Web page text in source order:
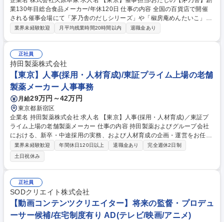
業130年目総合食品メーカー/年休120日 仕事の内容 全国の百貨店で開催
される催事会場にて「茅乃舎のだしシリーズ」や「椒房庵めんたいこ」な
どの販売実務や運営管理業務をお任せいたします。 まずは接客販売業務を
ルプスタッフの指導/館様との調整・折衝/催事後の撒収など、倍事運営に
まつわる業務全般をお任せします。 【変更の範囲:当社業務全般】 募集職
種 【東京】催事担当/おだしの【茅乃舎】創業130年目総合食品メーカー/
年休120日
業界未経験歓迎 月平均残業時間20時間以内 退職金あり
正社員
持田製薬株式会社
【東京】人事(採用・人材育成)/東証プライム上場の老舗
製薬メーカー 人事事務
月給29万円～42万円
東京都新宿区
企業名 持田製薬株式会社 求人名 【東京】人事(採用・人材育成)／東証プ
ライム上場の老舗製薬メーカー 仕事の内容 持田製薬およびグループ会社
における、新卒・中途採用の実務、および人材育成の企画・運営をお任せ
します。採用の母集団形成から選考改善、オンボーディング施策まで、人
の成長全般に携わります。 (1)新卒・中途採用業務（手法選定、面接、AT
S管理） (2)人材育成方針の立案、研修計画の策定と運営 (3)社員定着に向
けた課題抽出、オンボーディング施策の提案・実行 人事部人材開発室（8
名体制）への配属です。幅広い層が活躍しており、採用だけでなく「育て
る」領域まで一貫して関われるのが魅力です。 募集職種 【東京】人事(採
用・人材育成)／東証プライム上場の老舗製薬メーカー
業界未経験歓迎 年間休日120日以上 退職金あり
完全週休2日制
土日祝休み
正社員
SODクリエイト株式会社
【動画コンテンツクリエイター】将来の監督・プロデュ
ーサー候補/在宅制度有り AD(テレビ/映画/アニメ)